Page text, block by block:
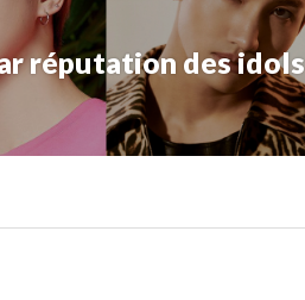
réputation des idols